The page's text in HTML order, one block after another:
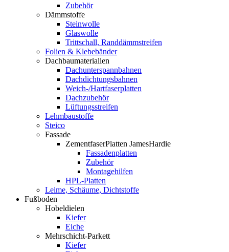
Zubehör
Dämmstoffe
Steinwolle
Glaswolle
Trittschall, Randdämmstreifen
Folien & Klebebänder
Dachbaumaterialien
Dachunterspannbahnen
Dachdichtungsbahnen
Weich-/Hartfaserplatten
Dachzubehör
Lüftungsstreifen
Lehmbaustoffe
Steico
Fassade
ZementfaserPlatten JamesHardie
Fassadenplatten
Zubehör
Montagehilfen
HPL-Platten
Leime, Schäume, Dichtstoffe
Fußboden
Hobeldielen
Kiefer
Eiche
Mehrschicht-Parkett
Kiefer